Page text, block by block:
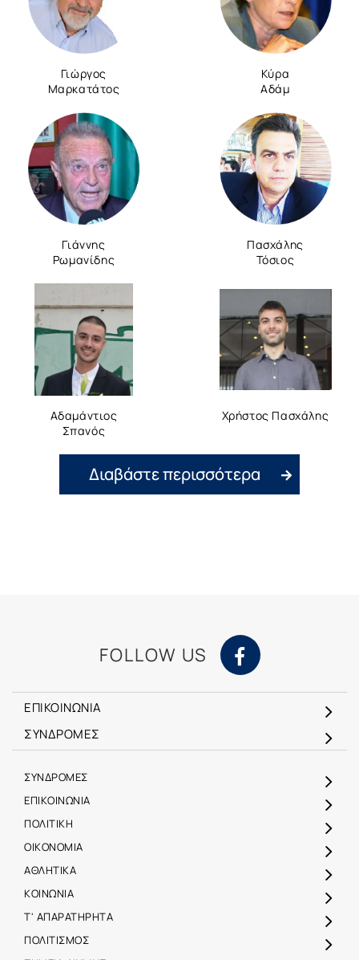
Γιώργος
Μαρκατάτος
Κύρα
Αδάμ
Γιάννης
Ρωμανίδης
Πασχάλης
Τόσιος
Αδαμάντιος
Σπανός
Χρήστος Πασχάλης
Διαβάστε περισσότερα
FOLLOW US
ΕΠΙΚΟΙΝΩΝΙΑ
ΣΥΝΔΡΟΜΕΣ
ΣΥΝΔΡΟΜΕΣ
ΕΠΙΚΟΙΝΩΝΙΑ
ΠΟΛΙΤΙΚΗ
ΟΙΚΟΝΟΜΙΑ
ΑΘΛΗΤΙΚΑ
ΚΟΙΝΩΝΙΑ
Τ' ΑΠΑΡΑΤΗΡΗΤΑ
ΠΟΛΙΤΙΣΜΟΣ